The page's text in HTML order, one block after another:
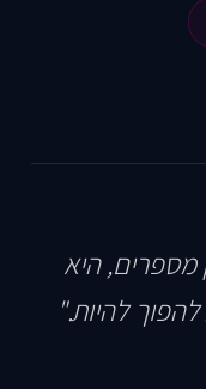
היא
להיות."